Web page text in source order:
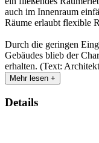
auch im Innenraum
Räume erlaubt flexible
Durch die geringen
Gebäudes blieb der
erhalten. (Text:
Mehr lesen +
Details